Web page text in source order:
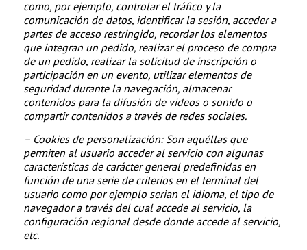
como, por ejemplo, controlar el tráfico y la
comunicación de datos, identificar la sesión, acceder a
partes de acceso restringido, recordar los elementos
que integran un pedido, realizar el proceso de compra
de un pedido, realizar la solicitud de inscripción o
participación en un evento, utilizar elementos de
seguridad durante la navegación, almacenar
contenidos para la difusión de videos o sonido o
compartir contenidos a través de redes sociales.
– Cookies de personalización: Son aquéllas que
permiten al usuario acceder al servicio con algunas
características de carácter general predefinidas en
función de una serie de criterios en el terminal del
usuario como por ejemplo serian el idioma, el tipo de
navegador a través del cual accede al servicio, la
configuración regional desde donde accede al servicio,
etc.